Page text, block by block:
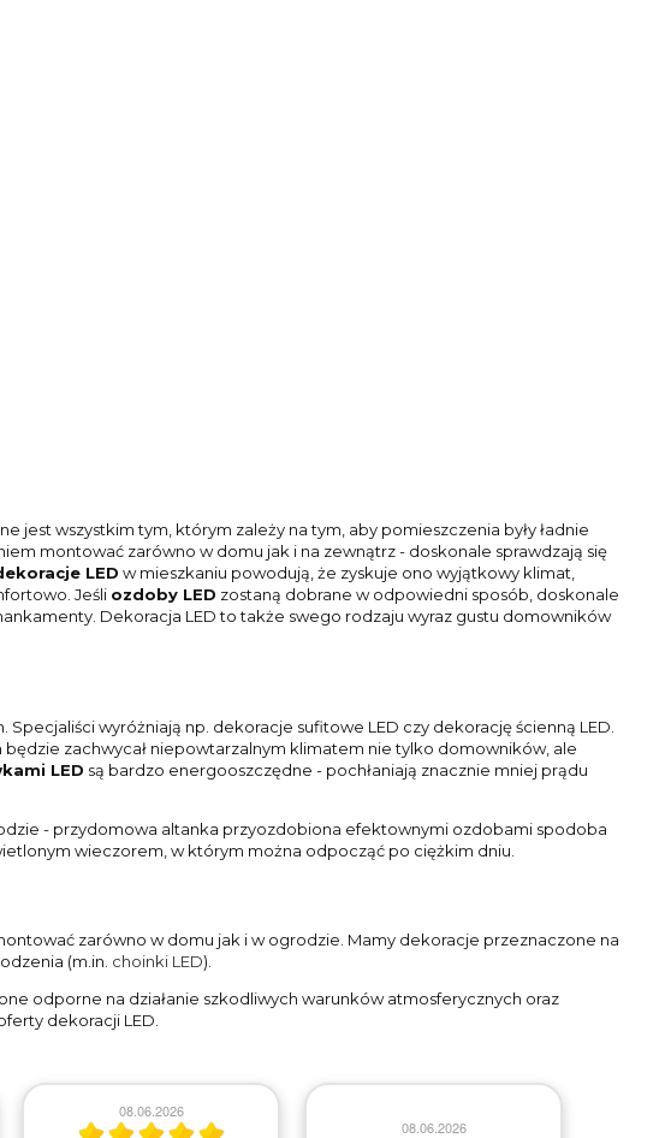
jest wszystkim tym, którym zależy na tym, aby pomieszczenia były ładnie
montować zarówno w domu jak i na zewnątrz - doskonale sprawdzają się
LED w mieszkaniu powodują, że zyskuje ono wyjątkowy klimat,
Jeśli ozdoby LED zostaną dobrane w odpowiedni sposób, doskonale
Dekoracja LED to także swego rodzaju wyraz gustu domowników
wyróżniają np. dekoracje sufitowe LED czy dekorację ścienną LED.
zachwycał niepowtarzalnym klimatem nie tylko domowników, ale
LED są bardzo energooszczędne - pochłaniają znacznie mniej prądu
- przydomowa altanka przyozdobiona efektownymi ozdobami spodoba
wieczorem, w którym można odpocząć po ciężkim dniu.
zarówno w domu jak i w ogrodzie. Mamy dekoracje przeznaczone na
(m.in. choinki LED).
odporne na działanie szkodliwych warunków atmosferycznych oraz
dekoracji LED.
08.06.2026
08.06.2026